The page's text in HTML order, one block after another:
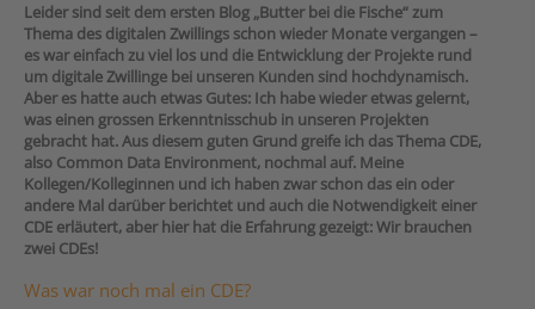
Leider sind seit dem ersten Blog „Butter bei die Fische“ zum
Thema des digitalen Zwillings schon wieder Monate vergangen –
es war einfach zu viel los und die Entwicklung der Projekte rund
um digitale Zwillinge bei unseren Kunden sind hochdynamisch.
Aber es hatte auch etwas Gutes: Ich habe wieder etwas gelernt,
was einen grossen Erkenntnisschub in unseren Projekten
gebracht hat. Aus diesem guten Grund greife ich das Thema CDE,
also Common Data Environment, nochmal auf. Meine
Kollegen/Kolleginnen und ich haben zwar schon das ein oder
andere Mal darüber berichtet und auch die Notwendigkeit einer
CDE erläutert, aber hier hat die Erfahrung gezeigt: Wir brauchen
zwei CDEs!
Was war noch mal ein CDE?